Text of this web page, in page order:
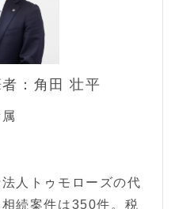
：角田 壮平
属
人トゥモローズの代
続案件は350件。税